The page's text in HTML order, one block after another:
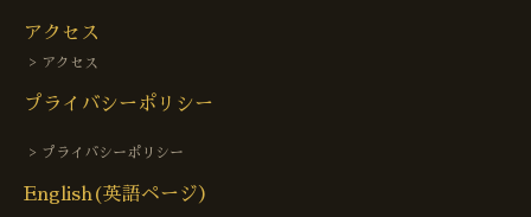
アクセス
アクセス
プライバシーポリシー
プライバシーポリシー
English(英語ページ）